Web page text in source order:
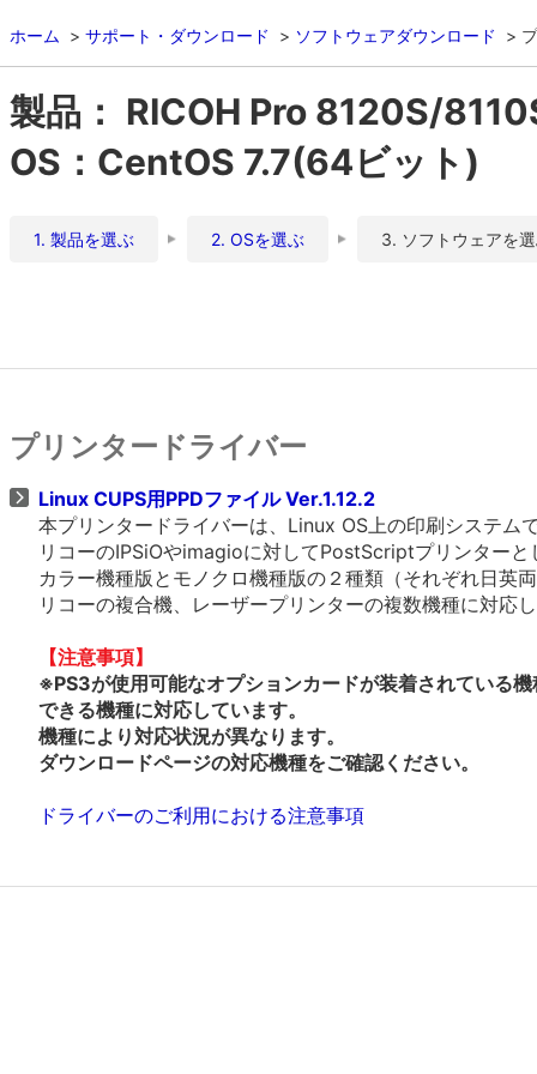
ホーム サポート・ダウンロード ソフトウェアダウンロード
製品： RICOH Pro 8120S/
OS：CentOS 7.7(64ビット)
1. 製品を選ぶ 2. OSを選ぶ 3. ソフトウェアを
プリンタードライバー
Linux CUPS用PPDファイル Ver.1.12.2
本プリンタードライバーは、Linux OS上の印刷システ
リコーのIPSiOやimagioに対してPostScriptプリンター
カラー機種版とモノクロ機種版の２種類（それぞれ日英
リコーの複合機、レーザープリンターの複数機種に対応
【注意事項】
※PS3が使用可能なオプションカードが装着されている
できる機種に対応しています。
機種により対応状況が異なります。
ダウンロードページの対応機種をご確認ください。
ドライバーのご利用における注意事項